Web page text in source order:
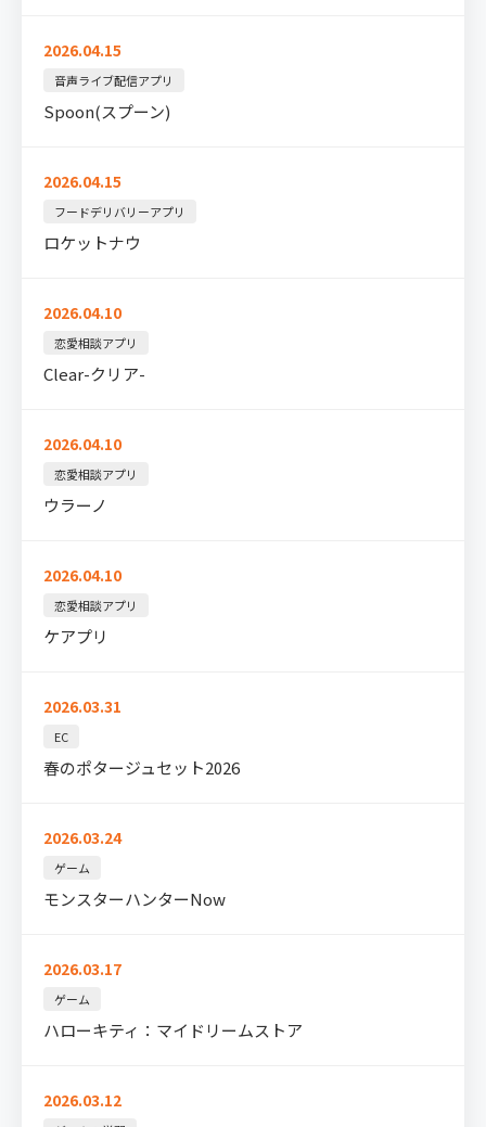
2026.04.15
音声ライブ配信アプリ
Spoon(スプーン)
2026.04.15
フードデリバリーアプリ
ロケットナウ
2026.04.10
恋愛相談アプリ
Clear-クリア-
2026.04.10
恋愛相談アプリ
ウラーノ
2026.04.10
恋愛相談アプリ
ケアプリ
2026.03.31
EC
春のポタージュセット2026
2026.03.24
ゲーム
モンスターハンターNow
2026.03.17
ゲーム
ハローキティ：マイドリームストア
2026.03.12